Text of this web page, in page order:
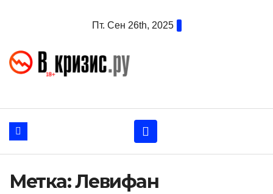
Пт. Сен 26th, 2025
Метка:Левифан